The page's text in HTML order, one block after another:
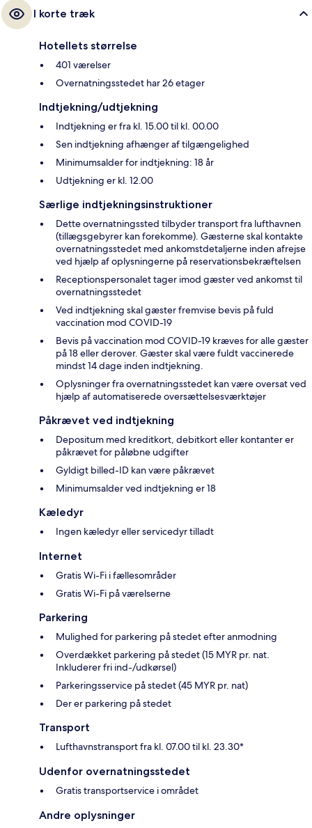
I korte træk
Hotellets størrelse
401 værelser
Overnatningsstedet har 26 etager
Indtjekning/udtjekning
Indtjekning er fra kl. 15.00 til kl. 00.00
Sen indtjekning afhænger af tilgængelighed
Minimumsalder for indtjekning: 18 år
Udtjekning er kl. 12.00
Særlige indtjekningsinstruktioner
Dette overnatningssted tilbyder transport fra lufthavnen
(tillægsgebyrer kan forekomme). Gæsterne skal kontakte
overnatningsstedet med ankomstdetaljerne inden afrejse
ved hjælp af oplysningerne på reservationsbekræftelsen
Receptionspersonalet tager imod gæster ved ankomst til
overnatningsstedet
Ved indtjekning skal gæster fremvise bevis på fuld
vaccination mod COVID-19
Bevis på vaccination mod COVID-19 kræves for alle gæster
på 18 eller derover. Gæster skal være fuldt vaccinerede
mindst 14 dage inden indtjekning.
Oplysninger fra overnatningsstedet kan være oversat ved
hjælp af automatiserede oversættelsesværktøjer
Påkrævet ved indtjekning
Depositum med kreditkort, debitkort eller kontanter er
påkrævet for påløbne udgifter
Gyldigt billed-ID kan være påkrævet
Minimumsalder ved indtjekning er 18
Kæledyr
Ingen kæledyr eller servicedyr tilladt
Internet
Gratis Wi-Fi i fællesområder
Gratis Wi-Fi på værelserne
Parkering
Mulighed for parkering på stedet efter anmodning
Overdækket parkering på stedet (15 MYR pr. nat.
Inkluderer fri ind-/udkørsel)
Parkeringsservice på stedet (45 MYR pr. nat)
Der er parkering på stedet
Transport
Lufthavnstransport fra kl. 07.00 til kl. 23.30*
Udenfor overnatningsstedet
Gratis transportservice i området
Andre oplysninger